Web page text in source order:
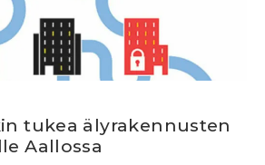
tukea älyrakennusten
Aallossa